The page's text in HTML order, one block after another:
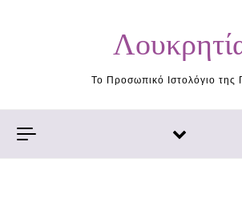
Το Προσωπικό Ιστολόγιο της